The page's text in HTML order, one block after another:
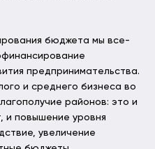
бюджета мы все-
предпринимательства.
и среднего бизнеса во
районов: это и
и повышение уровня
увеличение